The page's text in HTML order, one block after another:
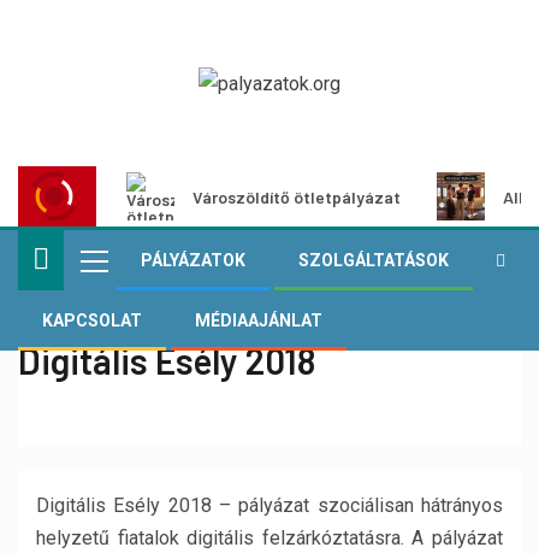
Városzöldítő ötletpályázat
PÁLYÁZATOK SZOLGÁLTATÁSOK
KAPCSOLAT MÉDIAAJÁNLAT
Digitális Esély 2018
Digitális Esély 2018 – pályázat szociálisan hátrányos
helyzetű fiatalok digitális felzárkóztatásra. A pályázat